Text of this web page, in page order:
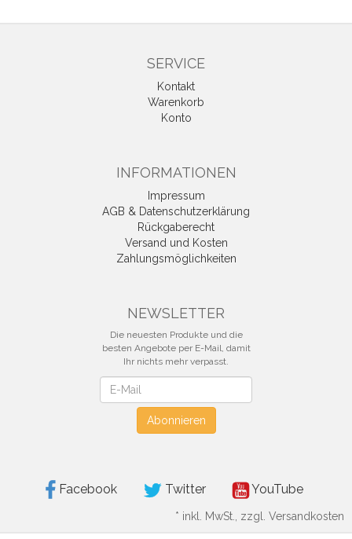
SERVICE
Kontakt
Warenkorb
Konto
INFORMATIONEN
Impressum
AGB & Datenschutzerklärung
Rückgaberecht
Versand und Kosten
Zahlungsmöglichkeiten
NEWSLETTER
Die neuesten Produkte und die
besten Angebote per E-Mail, damit
Ihr nichts mehr verpasst.
Abonnieren
Facebook Twitter YouTube
* inkl. MwSt., zzgl. Versandkosten